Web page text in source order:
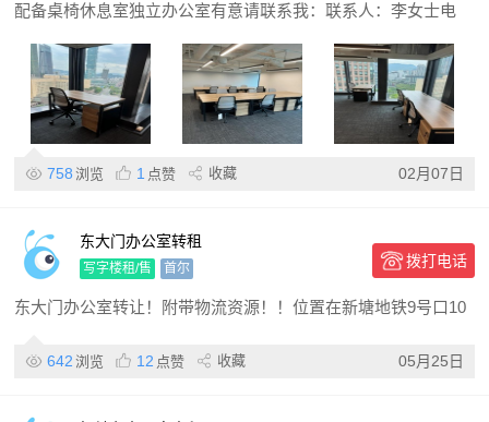
配备桌椅休息室独立办公室有意请联系我：联系人：李女士电
758 浏览 1 点赞 收藏 02月07日
东大门办公室转租
写字楼租/售 首尔 拨打电话
东大门办公室转让！附带物流资源！！位置在新塘地铁9号口10
642 浏览 12 点赞 收藏 05月25日